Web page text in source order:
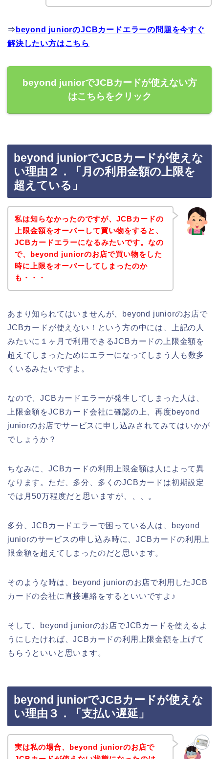
⇒ beyond juniorのJCBカードエラーの問題を今すぐ
解決したい方はこちら
beyond juniorでJCBカードが使えない方
はこちらをクリック
beyond juniorでJCBカードが使えな
い理由２．「月の利用金額の上限を
超えている」
私は知らなかったのですが、JCBカードの
上限金額をオーバーして買い物をすると、
JCBカードエラーになるみたいです。なの
で、beyond juniorのお店で買い物をした
時に上限をオーバーしてしまったのか
も・・・
あまり知られてはいませんが、beyond juniorのお店で
JCBカードが使えない！という方の中には、上記の人
みたいに１ヶ月で利用できるJCBカードの上限金額を
超えてしまったためにエラーになってしまう人も数多
くいるみたいですよ。
なので、JCBカードエラーが発生してしまった人は、
上限金額をJCBカード会社に確認の上、再度beyond
juniorのお店でサービスに申し込みされてみてはいかが
でしょうか？
ちなみに、JCBカードの利用上限金額は人によって異
なります。ただ、多分、多くのJCBカードは初期設定
では月50万程度だと思いますが、、、。
多分、JCBカードエラーで困っている人は、beyond
juniorのサービスの申し込み時に、JCBカードの利用上
限金額を超えてしまったのだと思います。
そのような時は、beyond juniorのお店で利用したJCB
カードの会社に直接連絡をするといいですよ♪
そして、beyond juniorのお店でJCBカードを使えるよ
うにしたければ、JCBカードの利用上限金額を上げて
もらうといいと思います。
beyond juniorでJCBカードが使えな
い理由３．「支払い遅延」
実は私の場合、beyond juniorのお店で